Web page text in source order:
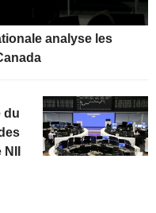
analyse les
du